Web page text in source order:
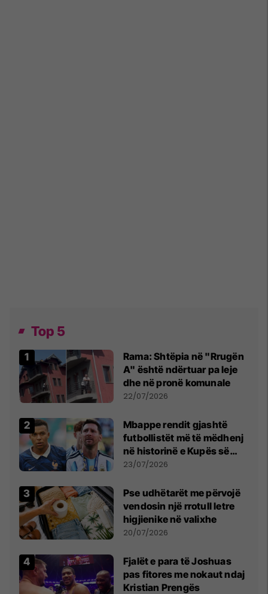
Top 5
Rama: Shtëpia në "Rrugën
A" është ndërtuar pa leje
dhe në pronë komunale
22/07/2026
Mbappe rendit gjashtë
futbollistët më të mëdhenj
në historinë e Kupës së
Botës, Messi mbetet i dyti
23/07/2026
Pse udhëtarët me përvojë
vendosin një rrotull letre
higjienike në valixhe
20/07/2026
Fjalët e para të Joshuas
pas fitores me nokaut ndaj
Kristian Prengës